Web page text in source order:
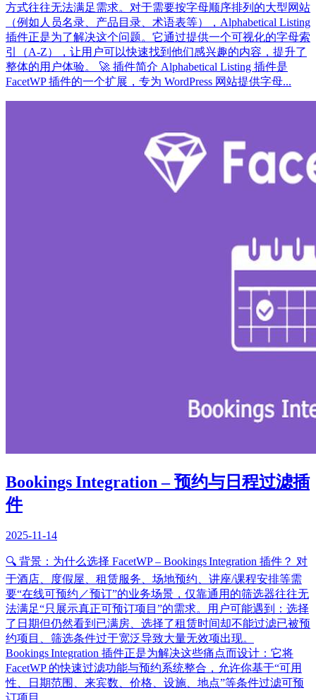
方式往往无法满足需求。对于需要按字母顺序排列的大型网站
（例如人员名录、产品目录、术语表等），Alphabetical Listing
插件正是为了解决这个问题。它通过提供一个可视化的字母索
引（A-Z），让用户可以快速找到他们感兴趣的内容，提升了
整体的用户体验。 🚀 插件简介 Alphabetical Listing 插件是
FacetWP 插件的一个扩展，专为 WordPress 网站提供字母...
Bookings Integration – 预约与日程过滤插
件
2025-11-14
🔍 背景：为什么选择 FacetWP – Bookings Integration 插件？ 对
于酒店、度假屋、租赁服务、场地预约、讲座/课程安排等需
要“在线可预约／预订”的业务场景，仅靠通用的筛选器往往无
法满足“只展示真正可预订项目”的需求。用户可能遇到：选择
了日期但仍然看到已满房、选择了租赁时间却不能过滤已被预
约项目、筛选条件过于宽泛导致大量无效项出现。
Bookings Integration 插件正是为解决这些痛点而设计：它将
FacetWP 的快速过滤功能与预约系统整合，允许你基于“可用
性、日期范围、来宾数、价格、设施、地点”等条件过滤可预